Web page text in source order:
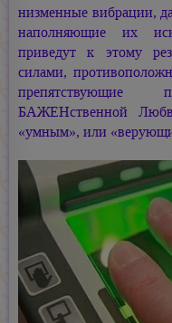
низменные вибрации,
наполняющие их
приведут к этому
силами,
БАЖЕНственной
«умным», или